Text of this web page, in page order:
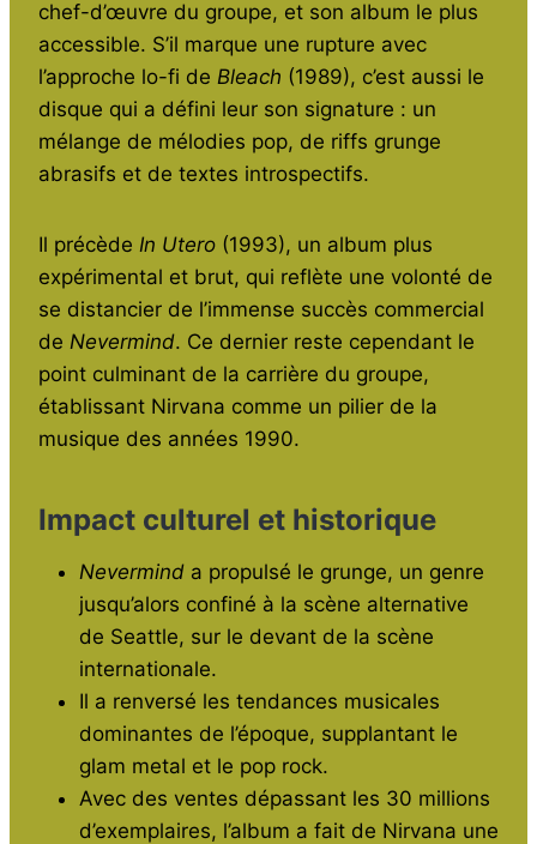
chef-d’œuvre du groupe, et son album le plus
accessible. S’il marque une rupture avec
l’approche lo-fi de Bleach (1989), c’est aussi le
disque qui a défini leur son signature : un
mélange de mélodies pop, de riffs grunge
abrasifs et de textes introspectifs.
Il précède In Utero (1993), un album plus
expérimental et brut, qui reflète une volonté de
se distancier de l’immense succès commercial
de Nevermind. Ce dernier reste cependant le
point culminant de la carrière du groupe,
établissant Nirvana comme un pilier de la
musique des années 1990.
Impact culturel et historique
Nevermind a propulsé le grunge, un genre
jusqu’alors confiné à la scène alternative
de Seattle, sur le devant de la scène
internationale.
Il a renversé les tendances musicales
dominantes de l’époque, supplantant le
glam metal et le pop rock.
Avec des ventes dépassant les 30 millions
d’exemplaires, l’album a fait de Nirvana une